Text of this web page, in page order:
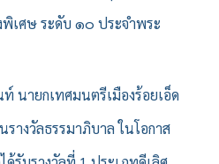
เศษ ระดับ ๑๐ ประจำพระ
นายกเทศมนตรีเมืองร้อยเอ็ด
างวัลธรรมาภิบาล ในโอกาส